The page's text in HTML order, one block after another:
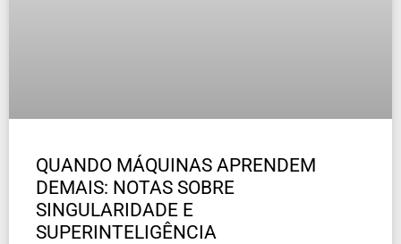
QUANDO MÁQUINAS APRENDEM
DEMAIS: NOTAS SOBRE
SINGULARIDADE E
SUPERINTELIGÊNCIA